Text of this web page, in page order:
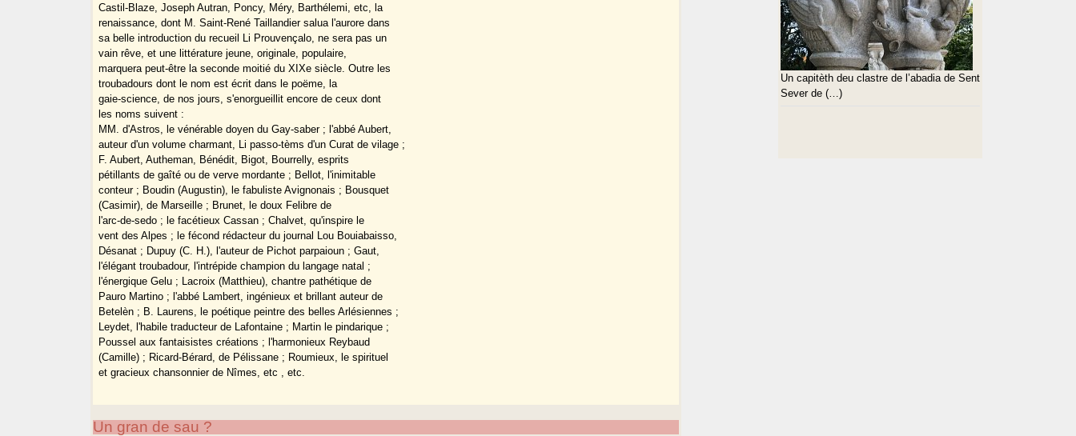
Castil-Blaze, Joseph Autran, Poncy, Méry, Barthélemi, etc, la
renaissance, dont M. Saint-René Taillandier salua l'aurore dans
sa belle introduction du recueil Li Prouvençalo, ne sera pas un
vain rêve, et une littérature jeune, originale, populaire,
marquera peut-être la seconde moitié du XIXe siècle. Outre les
troubadours dont le nom est écrit dans le poëme, la
gaie-science, de nos jours, s'enorgueillit encore de ceux dont
les noms suivent :
MM. d'Astros, le vénérable doyen du Gay-saber ; l'abbé Aubert,
auteur d'un volume charmant, Li passo-tèms d'un Curat de vilage ;
F. Aubert, Autheman, Bénédit, Bigot, Bourrelly, esprits
pétillants de gaîté ou de verve mordante ; Bellot, l'inimitable
conteur ; Boudin (Augustin), le fabuliste Avignonais ; Bousquet
(Casimir), de Marseille ; Brunet, le doux Felibre de
l'arc-de-sedo ; le facétieux Cassan ; Chalvet, qu'inspire le
vent des Alpes ; le fécond rédacteur du journal Lou Bouiabaisso,
Désanat ; Dupuy (C. H.), l'auteur de Pichot parpaioun ; Gaut,
l'élégant troubadour, l'intrépide champion du langage natal ;
l'énergique Gelu ; Lacroix (Matthieu), chantre pathétique de
Pauro Martino ; l'abbé Lambert, ingénieux et brillant auteur de
Betelèn ; B. Laurens, le poétique peintre des belles Arlésiennes ;
Leydet, l'habile traducteur de Lafontaine ; Martin le pindarique ;
Poussel aux fantaisistes créations ; l'harmonieux Reybaud
(Camille) ; Ricard-Bérard, de Pélissane ; Roumieux, le spirituel
et gracieux chansonnier de Nîmes, etc , etc.
Un gran de sau ?
Un capitèth deu clastre de l’abadia de Sent
Sever de (…)